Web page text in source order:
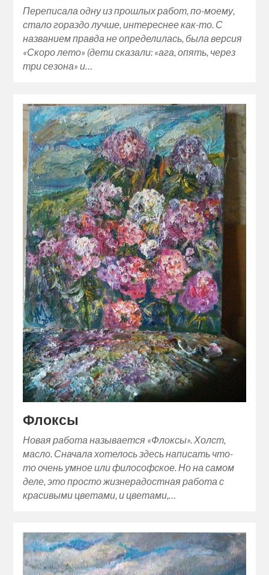
Переписала одну из прошлых работ, по-моему,
стало гораздо лучше, интереснее как-то. С
названием правда не определилась, была версия
«Скоро лето» (дети сказали: «ага, опять, через
три сезона» и…
Флоксы
Новая работа называется «Флоксы». Холст,
масло. Сначала хотелось здесь написать что-
то очень умное или философское. Но на самом
деле, это просто жизнерадостная работа с
красивыми цветами, и цветами,…